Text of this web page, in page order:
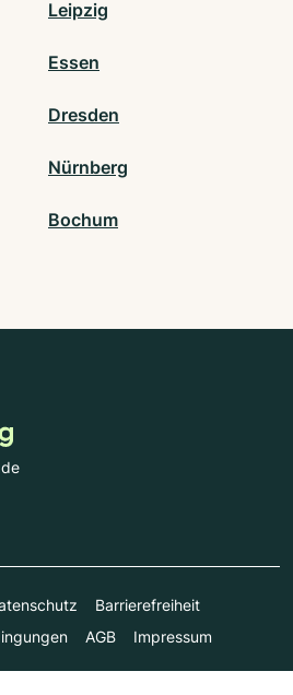
Leipzig
Essen
Dresden
Nürnberg
Bochum
Barrierefreiheit
AGB Impressum